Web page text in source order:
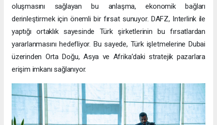
oluşmasını sağlayan bu anlaşma, ekonomik bağları
derinleştirmek için önemli bir fırsat sunuyor. DAFZ, Interlink ile
yaptığı ortaklık sayesinde Türk şirketlerinin bu fırsatlardan
yararlanmasını hedefliyor. Bu sayede, Türk işletmelerine Dubai
üzerinden Orta Doğu, Asya ve Afrika’daki stratejik pazarlara
erişim imkanı sağlanıyor.